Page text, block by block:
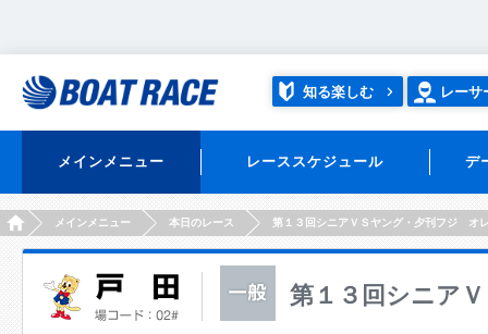
知る楽しむ レーサ
メインメニュー レーススケジュール デ
HOMEメインメニュー 本日のレース 第１３回シニアＶＳヤング・夕刊フジ オ
第１３回シニア